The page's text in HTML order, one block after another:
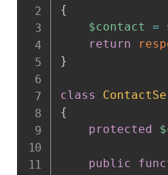
{
$contact
=
return
}
class
{
protected
public